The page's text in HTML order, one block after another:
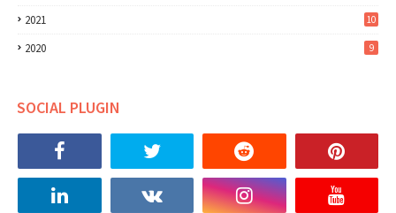
2021 10
2020 9
SOCIAL PLUGIN